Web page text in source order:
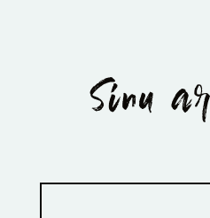
Sinu